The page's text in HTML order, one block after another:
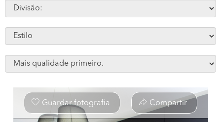
Guardar fotografia Compartir